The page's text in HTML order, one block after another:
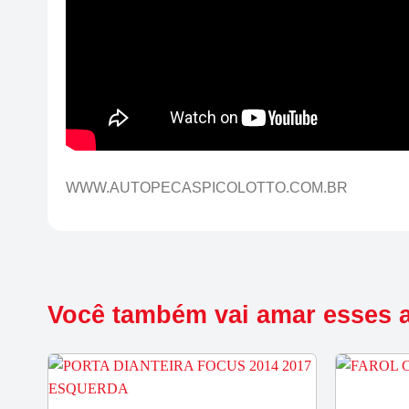
WWW.AUTOPECASPICOLOTTO.COM.BR
Você também vai amar esses